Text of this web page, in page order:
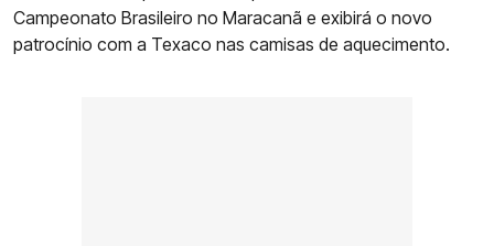
Campeonato Brasileiro no Maracanã e exibirá o novo
patrocínio com a Texaco nas camisas de aquecimento.